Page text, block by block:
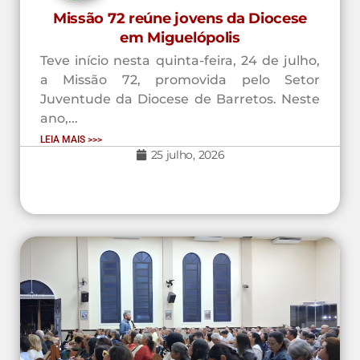
Missão 72 reúne jovens da Diocese
em Miguelópolis
Teve início nesta quinta-feira, 24 de julho,
a Missão 72, promovida pelo Setor
Juventude da Diocese de Barretos. Neste
ano,...
LEIA MAIS >>>
25 julho, 2026